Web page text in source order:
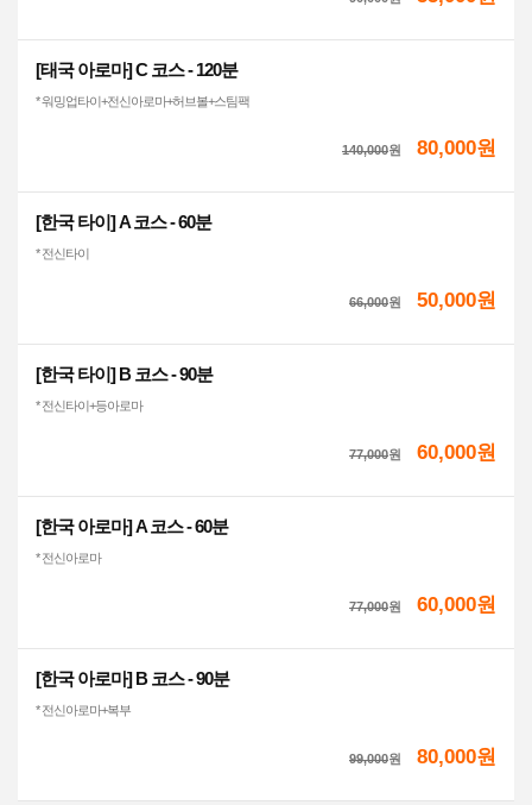
[태국 아로마] C 코스 - 120분
* 워밍업타이+전신아로마+허브볼+스팀팩
140,000원 80,000원
[한국 타이] A 코스 - 60분
* 전신타이
66,000원 50,000원
[한국 타이] B 코스 - 90분
* 전신타이+등아로마
77,000원 60,000원
[한국 아로마] A 코스 - 60분
* 전신아로마
77,000원 60,000원
[한국 아로마] B 코스 - 90분
* 전신아로마+복부
99,000원 80,000원